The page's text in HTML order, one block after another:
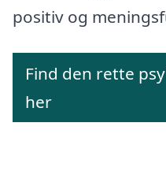
positiv og
Find den rette
her